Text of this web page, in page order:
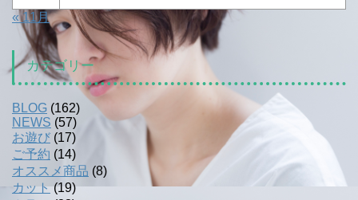
« 11月
カテゴリー
BLOG (162)
NEWS (57)
お遊び (17)
ご予約 (14)
オススメ商品 (8)
カット(19)